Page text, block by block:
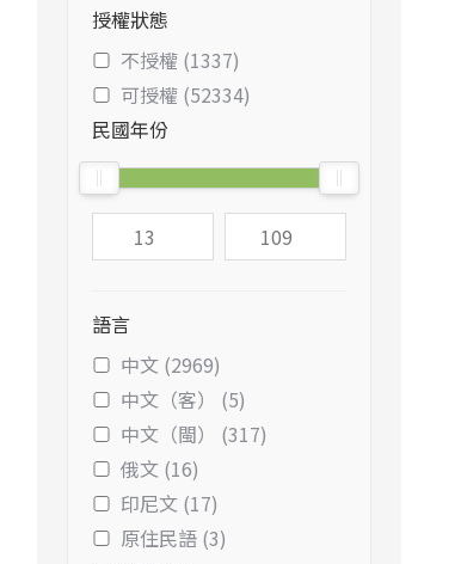
授權狀態
不授權 (1337)
可授權 (52334)
民國年份
語言
中文 (2969)
中文（客） (5)
中文（閩） (317)
俄文 (16)
印尼文 (17)
原住民語 (3)